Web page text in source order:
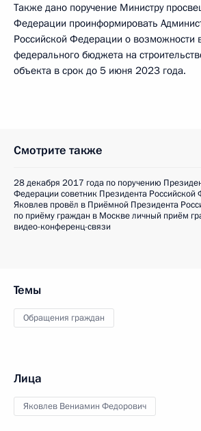
Также дано поручение Министру
Федерации проинформировать
Российской Федерации о возможности
федерального бюджета на
объекта в срок до 5 июня 2023 года.
Смотрите также
28 декабря 2017 года по поручению
Федерации советник Президента
Яковлев провёл в Приёмной Президента
по приёму граждан в Москве личный приём
видео-конференц-связи
Темы
Обращения граждан
Лица
Яковлев Вениамин Федорович